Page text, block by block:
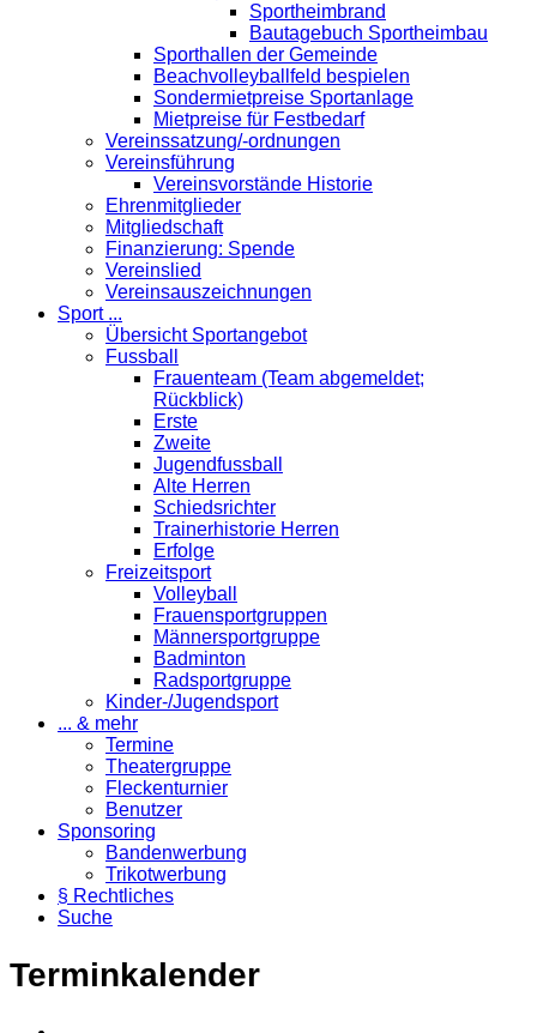
Sportheimbrand
Bautagebuch Sportheimbau
Sporthallen der Gemeinde
Beachvolleyballfeld bespielen
Sondermietpreise Sportanlage
Mietpreise für Festbedarf
Vereinssatzung/-ordnungen
Vereinsführung
Vereinsvorstände Historie
Ehrenmitglieder
Mitgliedschaft
Finanzierung: Spende
Vereinslied
Vereinsauszeichnungen
Sport ...
Übersicht Sportangebot
Fussball
Frauenteam (Team abgemeldet;
Rückblick)
Erste
Zweite
Jugendfussball
Alte Herren
Schiedsrichter
Trainerhistorie Herren
Erfolge
Freizeitsport
Volleyball
Frauensportgruppen
Männersportgruppe
Badminton
Radsportgruppe
Kinder-/Jugendsport
... & mehr
Termine
Theatergruppe
Fleckenturnier
Benutzer
Sponsoring
Bandenwerbung
Trikotwerbung
§ Rechtliches
Suche
Terminkalender